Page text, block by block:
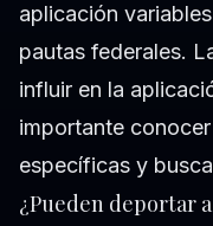
aplicación
pautas federales.
influir en la
importante
específicas y
¿Pueden deportar